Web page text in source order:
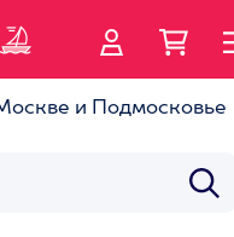
и Подмосковье